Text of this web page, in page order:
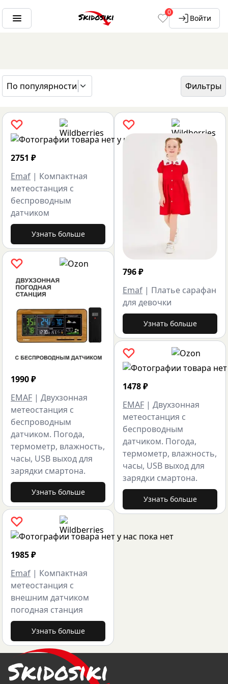
0
Войти
По популярности
Фильтры
ГЛАВНАЯ
БРЕНДЫ
2751 ₽
Emaf | Компактная
метеостанция с
беспроводным
датчиком
Узнать больше
1990₽
EMAF | Двухзонная
метеостанция с
беспроводным
датчиком. Погода,
термометр, влажность,
часы, USB выход для
зарядки смартона.
Узнать больше
1985₽
Emaf | Компактная
метеостанция с
внешним датчиком
погодная станция
Узнать больше
796₽
Emaf | Платье сарафан
для девочки
Узнать больше
1478₽
EMAF | Двухзонная
метеостанция с
беспроводным
датчиком. Погода,
термометр, влажность,
часы, USB выход для
зарядки смартона.
Узнать больше